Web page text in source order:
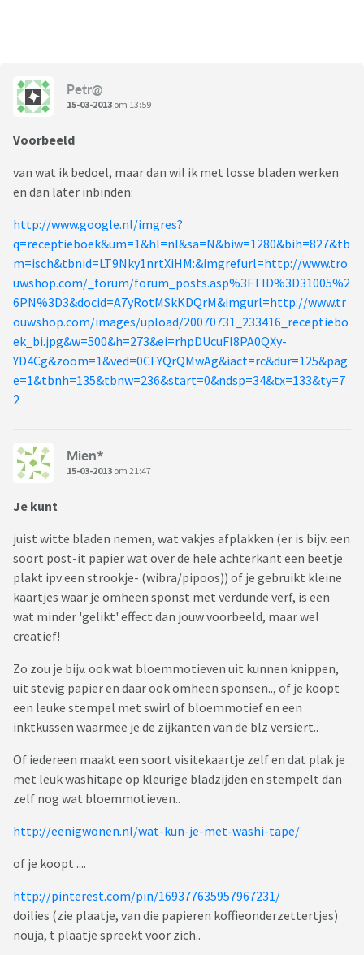
Petr@
15-03-2013 om 13:59
Voorbeeld
van wat ik bedoel, maar dan wil ik met losse bladen werken
en dan later inbinden:
http://www.google.nl/imgres?
q=receptieboek&um=1&hl=nl&sa=N&biw=1280&bih=827&tb
m=isch&tbnid=LT9Nky1nrtXiHM:&imgrefurl=http://www.tro
uwshop.com/_forum/forum_posts.asp%3FTID%3D31005%2
6PN%3D3&docid=A7yRotMSkKDQrM&imgurl=http://www.tr
ouwshop.com/images/upload/20070731_233416_receptiebo
ek_bi.jpg&w=500&h=273&ei=rhpDUcuFI8PA0QXy-
YD4Cg&zoom=1&ved=0CFYQrQMwAg&iact=rc&dur=125&pag
e=1&tbnh=135&tbnw=236&start=0&ndsp=34&tx=133&ty=7
2
Mien*
15-03-2013 om 21:47
Je kunt
juist witte bladen nemen, wat vakjes afplakken (er is bijv. een
soort post-it papier wat over de hele achterkant een beetje
plakt ipv een strookje- (wibra/pipoos)) of je gebruikt kleine
kaartjes waar je omheen sponst met verdunde verf, is een
wat minder 'gelikt' effect dan jouw voorbeeld, maar wel
creatief!
Zo zou je bijv. ook wat bloemmotieven uit kunnen knippen,
uit stevig papier en daar ook omheen sponsen.., of je koopt
een leuke stempel met swirl of bloemmotief en een
inktkussen waarmee je de zijkanten van de blz versiert..
Of iedereen maakt een soort visitekaartje zelf en dat plak je
met leuk washitape op kleurige bladzijden en stempelt dan
zelf nog wat bloemmotieven..
http://eenigwonen.nl/wat-kun-je-met-washi-tape/
of je koopt ....
http://pinterest.com/pin/169377635957967231/
doilies (zie plaatje, van die papieren koffieonderzettertjes)
nouja, t plaatje spreekt voor zich..